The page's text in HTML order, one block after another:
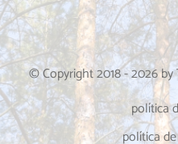
© Copyright 2018 -2026by
política
política